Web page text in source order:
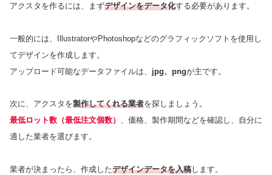
アクスタを作るには、まずデザインをデータ化する必要があります。
一般的には、IllustratorやPhotoshopなどのグラフィックソフトを使用し
てデザインを作成します。
アップロード可能なデータファイルは、 jpg、pngが主です。
次に、アクスタを製作してくれる業者を探しましょう。
最低ロット数（最低注文個数） 、価格、製作期間などを確認し、自分に
適した業者を選びます。
業者が決まったら、作成したデザインデータを入稿します。